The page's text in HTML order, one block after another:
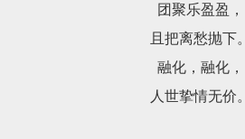
团聚乐盈盈，
且把离愁抛下。
融化，融化，
人世挚情无价。